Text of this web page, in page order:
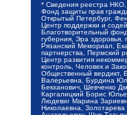
* Сведения реестра
Фонд защиты прав
Открытый Петербург,
Центр поддержки и
Благотворительный
губерния, Эра
Рязанский Мемориал,
партнерства, Пермский
Центр развития
контроль, Человек и
Общественный вердикт,
Валерьевна, Бурдина
Бекханович, Шевченко
Каргалицкий Борис
Людевиг Марина
Николаевна,